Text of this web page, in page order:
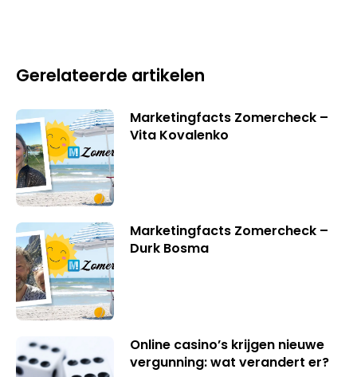
Gerelateerde artikelen
Marketingfacts Zomercheck –
Vita Kovalenko
Marketingfacts Zomercheck –
Durk Bosma
Online casino’s krijgen nieuwe
vergunning: wat verandert er?